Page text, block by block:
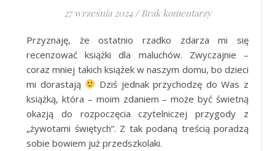
27 września 2024 / Brak komentarzy
Przyznaję, że ostatnio rzadko zdarza mi się
recenzować książki dla maluchów. Zwyczajnie –
coraz mniej takich książek w naszym domu, bo dzieci
mi dorastają
Dziś jednak przychodzę do Was z
książką, która – moim zdaniem – może być świetną
okazją do rozpoczęcia czytelniczej przygody z
„żywotami świętych”. Z tak podaną treścią poradzą
sobie bowiem już przedszkolaki.